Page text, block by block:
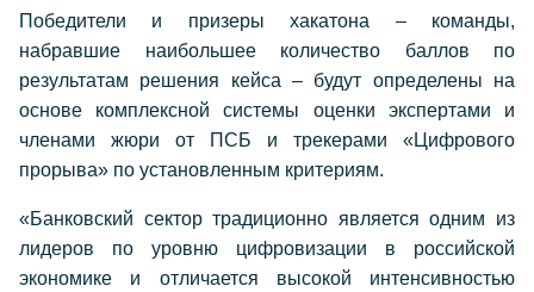
Победители и призеры хакатона – команды,
набравшие наибольшее количество баллов по
результатам решения кейса – будут определены на
основе комплексной системы оценки экспертами и
членами жюри от ПСБ и трекерами «Цифрового
прорыва» по установленным критериям.
«Банковский сектор традиционно является одним из
лидеров по уровню цифровизации в российской
экономике и отличается высокой интенсивностью